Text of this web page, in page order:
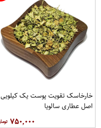
خارخاسک تقویت پوست یک کیلویی
اصل عطاری سالویا
۷۵۰,۰۰۰